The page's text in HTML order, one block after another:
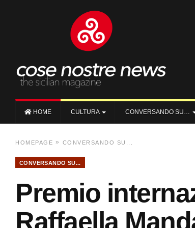
HOME CULTURA CONVERSANDO SU…
HOMEPAGE » CONVERSANDO SU...
CONVERSANDO SU...
Premio
Raffaella